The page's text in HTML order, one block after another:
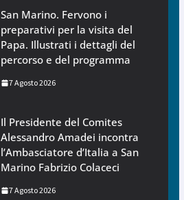
San Marino. Fervono i
preparativi per la visita del
Papa. Illustrati i dettagli del
percorso e del programma
7 Agosto 2026
Il Presidente del Comites
Alessandro Amadei incontra
l’Ambasciatore d’Italia a San
Marino Fabrizio Colaceci
7 Agosto 2026